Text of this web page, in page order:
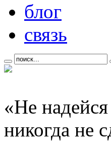
блог
связь
«Не
никогда не